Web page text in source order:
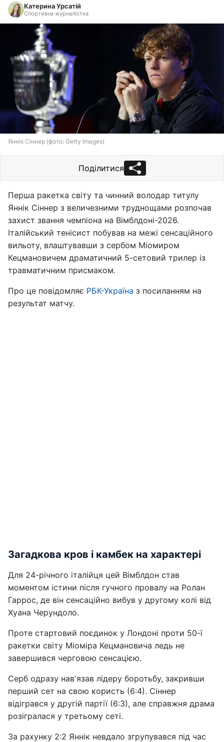
Катерина Урсатій
Спортивна журналістка
Яннік Сіннер (фото: Getty Images)
Поділитися
Перша ракетка світу та чинний володар титулу
Яннік Сіннер з величезними труднощами розпочав
захист звання чемпіона на Вімблдоні-2026.
Італійський тенісист побував на межі сенсаційного
вильоту, влаштувавши з сербом Міомиром
Кецмановичем драматичний 5-сетовий трилер із
травматичним присмаком.
Про це повідомляє РБК-Україна з посиланням на
результат матчу.
Загадкова кров і камбек на характері
Для 24-річного італійця цей Вімблдон став
моментом істини після гучного провалу на Ролан
Гаррос, де він сенсаційно вибув у другому колі від
Хуана Черундоло.
Проте стартовий поєдинок у Лондоні проти 50-ї
ракетки світу Міоміра Кецмановича ледь не
завершився черговою сенсацією.
Серб одразу нав'язав лідеру боротьбу, закривши
перший сет на свою користь (6:4). Сіннер
відігрався у другій партії (6:3), але справжня драма
розігралася у третьому сеті.
За рахунку 2:2 Яннік невдало згрупувався під час